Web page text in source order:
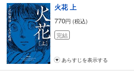
火花 上
770円 (税込)
完結
あらすじを表示する